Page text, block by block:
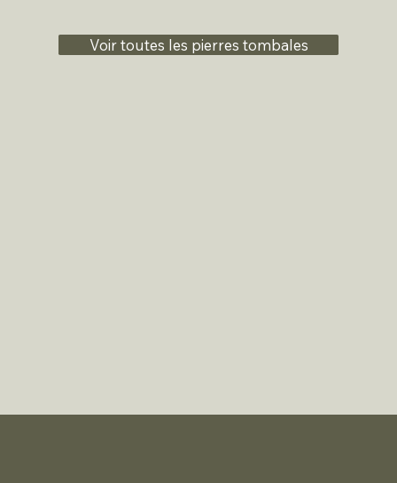
Voir toutes les pierres tombales